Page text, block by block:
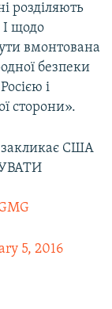
розділяють
І щодо
вмонтована
безпеки
і
сторони».
закликає США
5, 2016